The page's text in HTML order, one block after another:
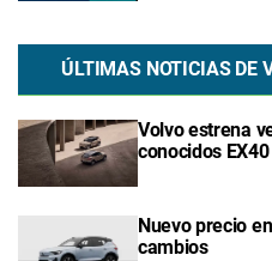
ÚLTIMAS NOTICIAS DE
Volvo estrena
conocidos EX40
Nuevo precio
cambios